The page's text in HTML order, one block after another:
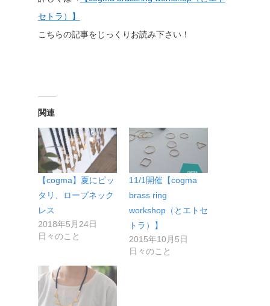
セトラ）】
こちらの記事をじっくりお読み下さい！
関連
【cogma】夏にピッ
タリ、ロープネック
レス
2018年5月24日
日々のこと
11/1開催【cogma
brass ring
workshop（とエトセ
トラ）】
2015年10月5日
日々のこと